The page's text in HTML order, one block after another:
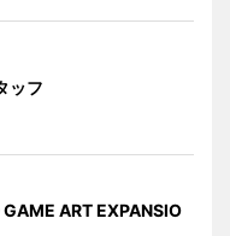
ッフ
ART EXPANSIO